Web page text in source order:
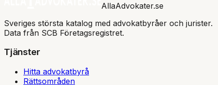
AllaAdvokater.se
Sveriges största katalog med advokatbyråer och jurister.
Data från SCB Företagsregistret.
Tjänster
Hitta advokatbyrå
Rättsområden